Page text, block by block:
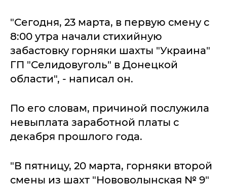
"Сегодня, 23 марта, в первую смену с
8:00 утра начали стихийную
забастовку горняки шахты "Украина"
ГП "Селидовуголь" в Донецкой
области", - написал он.
По его словам, причиной послужила
невыплата заработной платы с
декабря прошлого года.
"В пятницу, 20 марта, горняки второй
смены из шахт "Нововолынская № 9"